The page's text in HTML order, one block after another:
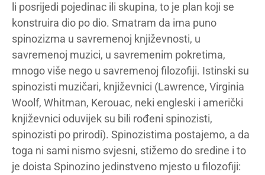
li posrijedi pojedinac ili skupina, to je plan koji se
konstruira dio po dio. Smatram da ima puno
spinozizma u savremenoj književnosti, u
savremenoj muzici, u savremenim pokretima,
mnogo više nego u savremenoj filozofiji. Istinski su
spinozisti muzičari, književnici (Lawrence, Virginia
Woolf, Whitman, Kerouac, neki engleski i američki
književnici oduvijek su bili rođeni spinozisti,
spinozisti po prirodi). Spinozistima postajemo, a da
toga ni sami nismo svjesni, stižemo do sredine i to
je doista Spinozino jedinstveno mjesto u filozofiji: